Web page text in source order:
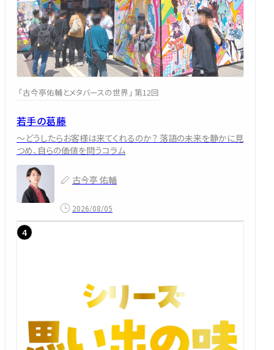
「古今亭佑輔とメタバースの世界」 第12回
若手の葛藤
～どうしたらお客様は来てくれるのか？ 落語の未来を静かに見
つめ、自らの価値を問うコラム
古今亭 佑輔
2026/08/05